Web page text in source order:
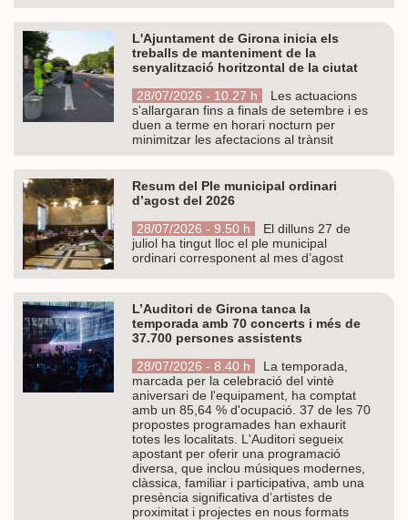
L'Ajuntament de Girona inicia els
treballs de manteniment de la
senyalització horitzontal de la ciutat
28/07/2026 - 10.27 h
Les actuacions
s'allargaran fins a finals de setembre i es
duen a terme en horari nocturn per
minimitzar les afectacions al trànsit
Resum del Ple municipal ordinari
d’agost del 2026
28/07/2026 - 9.50 h
El dilluns 27 de
juliol ha tingut lloc el ple municipal
ordinari corresponent al mes d’agost
L’Auditori de Girona tanca la
temporada amb 70 concerts i més de
37.700 persones assistents
28/07/2026 - 8.40 h
La temporada,
marcada per la celebració del vintè
aniversari de l'equipament, ha comptat
amb un 85,64 % d'ocupació. 37 de les 70
propostes programades han exhaurit
totes les localitats. L'Auditori segueix
apostant per oferir una programació
diversa, que inclou músiques modernes,
clàssica, familiar i participativa, amb una
presència significativa d’artistes de
proximitat i projectes en nous formats